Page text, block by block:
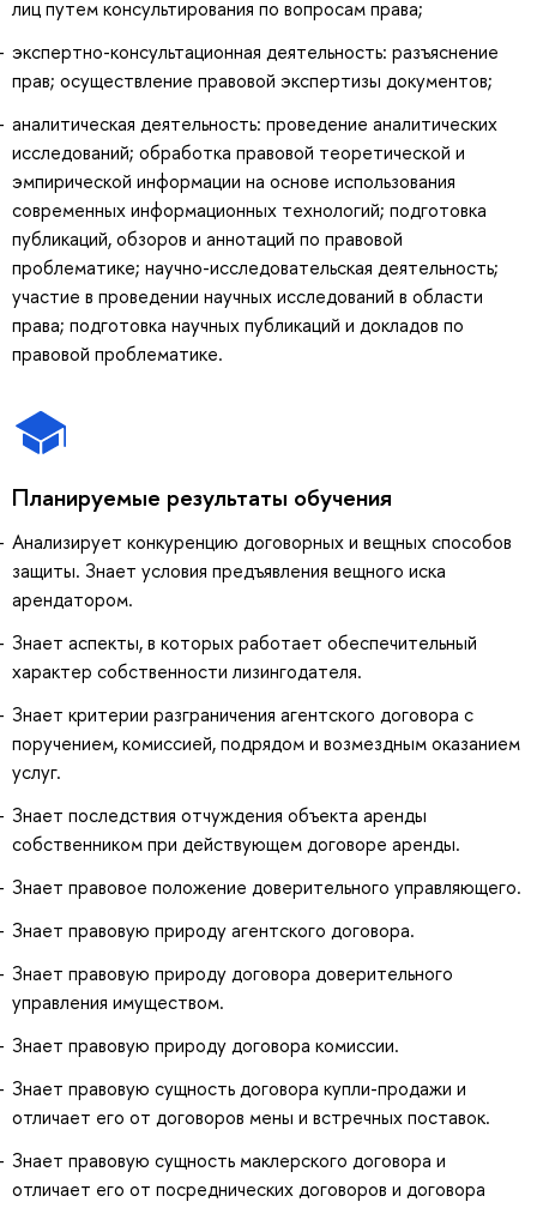
лиц путем консультирования по вопросам права;
экспертно-консультационная деятельность: разъяснение
прав; осуществление правовой экспертизы документов;
аналитическая деятельность: проведение аналитических
исследований; обработка правовой теоретической и
эмпирической информации на основе использования
современных информационных технологий; подготовка
публикаций, обзоров и аннотаций по правовой
проблематике; научно-исследовательская деятельность;
участие в проведении научных исследований в области
права; подготовка научных публикаций и докладов по
правовой проблематике.
Планируемые результаты обучения
Анализирует конкуренцию договорных и вещных способов
защиты. Знает условия предъявления вещного иска
арендатором.
Знает аспекты, в которых работает обеспечительный
характер собственности лизингодателя.
Знает критерии разграничения агентского договора с
поручением, комиссией, подрядом и возмездным оказанием
услуг.
Знает последствия отчуждения объекта аренды
собственником при действующем договоре аренды.
Знает правовое положение доверительного управляющего.
Знает правовую природу агентского договора.
Знает правовую природу договора доверительного
управления имуществом.
Знает правовую природу договора комиссии.
Знает правовую сущность договора купли-продажи и
отличает его от договоров мены и встречных поставок.
Знает правовую сущность маклерского договора и
отличает его от посреднических договоров и договора